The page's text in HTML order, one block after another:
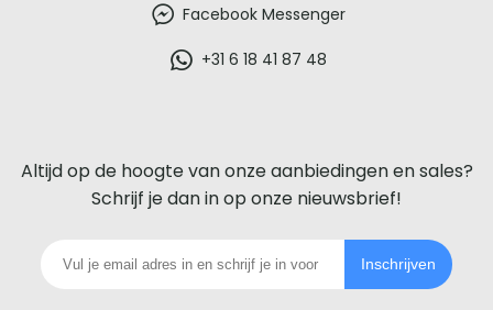
voor
iedere
telefoon
Facebook Messenger
+31 6 18 41 87 48
Altijd op de hoogte van onze aanbiedingen en sales?
Schrijf je dan in op onze nieuwsbrief!
Inschrijven